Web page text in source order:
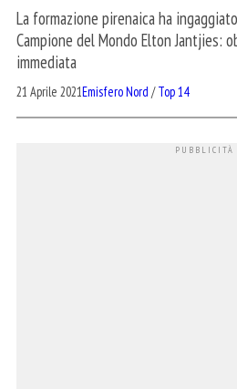
La formazione pirenaica ha
Campione del Mondo Elton Jantjies:
immediata
21 Aprile 2021Emisfero Nord /Top 14